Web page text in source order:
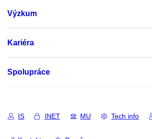
Výzkum
Kariéra
Spolupráce
IS INET MU Tech info